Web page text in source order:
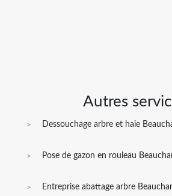
Autres
Dessouchage arbre et haie
Pose de gazon en rouleau
Entreprise abattage arbre